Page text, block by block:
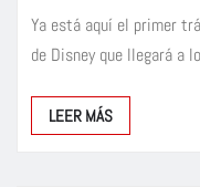
Ya está aquí el primer
de Disney que llegará a
LEER MÁS